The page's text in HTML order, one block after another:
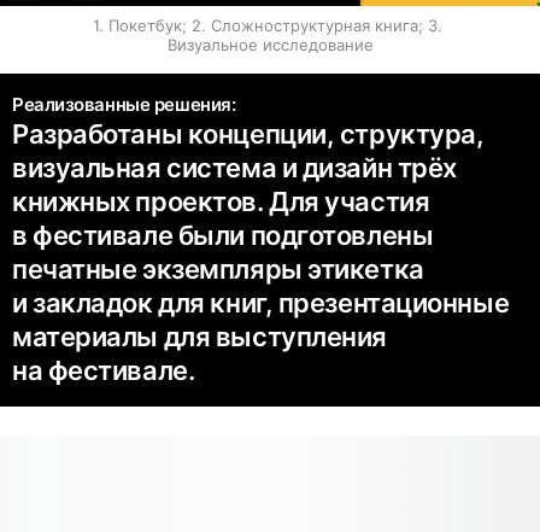
1. Покетбук; 2. Сложноструктурная книга; 3.
Визуальное исследование
Реализованные решения:
Разработаны концепции, структура,
визуальная система и дизайн трёх
книжных проектов. Для участия
в фестивале были подготовлены
печатные экземпляры этикетка
и закладок для книг, презентационные
материалы для выступления
на фестивале.